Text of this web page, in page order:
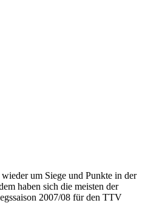
um Siege und Punkte in der
haben sich die meisten der
2007/08 für den TTV